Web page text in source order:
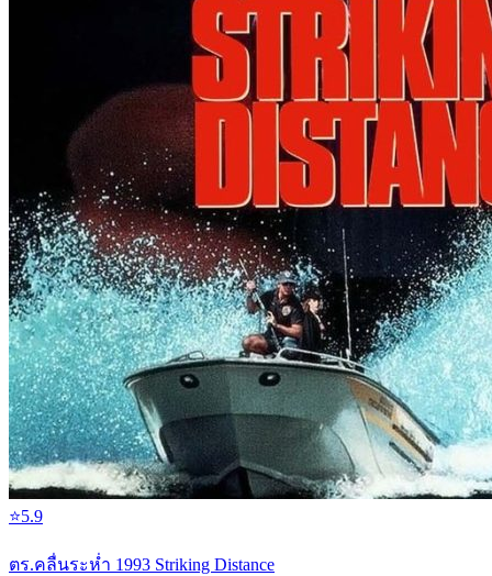
⭐5.9
ตร.คลื่นระห่ำ 1993 Striking Distance